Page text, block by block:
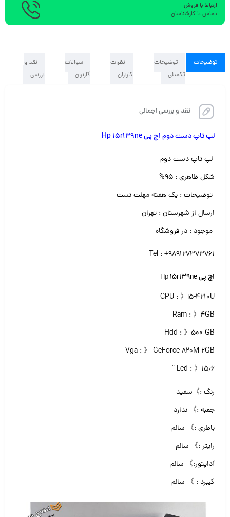
ارتباط با فروش
تماس با کارشناسان
توضیحات
توضیحات
تکمیلی
نظرات
کاربران
سوالات
کاربران
نقد و
بررسی
نقد و بررسی اجمالی
لپ تاپ دست دوم اچ پی Hp 15r139ne
لپ تاپ دست دوم
شکل ظاهری : ۹۵%
توضیحات : یک هفته مهلت تست
ارسال از شهرستان : تهران
موجود : در فروشگاه
Tel : +989127373761
اچ پی Hp15r139ne
CPU : 》i5-4210U
Ram : 》۴GB
Hdd : 》۵۰۰ GB
Vga : 》 GeForce 820M-2GB
Led : 》۱۵٫۶ ”
رنگ :》سفید
جعبه :》 ندارد
باطری :》 سالم
رایتر :》 سالم
آداپتور:》 سالم
کیبرد : 》 سالم